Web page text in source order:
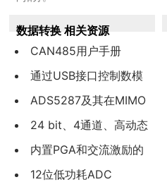
数据转换 相关资源
CAN485用户手册
通过USB接口控制数模
转换器的
ADS5287及其在MIMO
接收机中的应
24 bit、4通道、高动态
范围、内置PGA和交流激励的
24位ADC AD7
12位低功耗ADC